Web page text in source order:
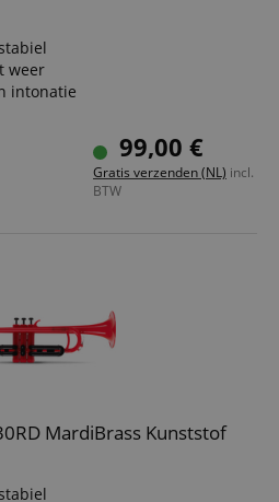
weer
intonatie
kan afwijken
99,00 €
Gratis verzenden (NL) incl.
BTW
MardiBrass Kunststof